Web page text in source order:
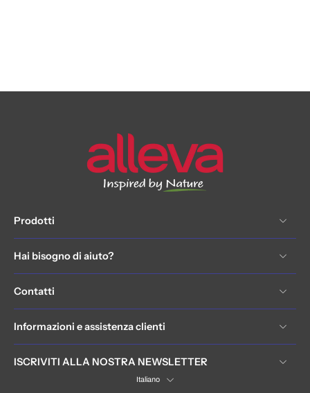
Prodotti
Hai bisogno di aiuto?
Contatti
Informazioni e assistenza clienti
ISCRIVITI ALLA NOSTRA NEWSLETTER
Italiano